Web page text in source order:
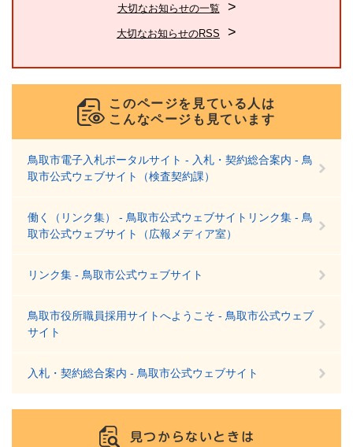
大切なお知らせの一覧
大切なお知らせのRSS
このページを見ている人は
こんなページも見ています
鳥取市電子入札ポータルサイト - 入札・契約総合案内 - 鳥
取市公式ウェブサイト（検査契約課）
働く（リンク集） - 鳥取市公式ウェブサイトリンク集 - 鳥
取市公式ウェブサイト（広報メディア室）
リンク集 - 鳥取市公式ウェブサイト
鳥取市役所職員採用サイトへようこそ - 鳥取市公式ウェブ
サイト
入札・契約総合案内 - 鳥取市公式ウェブサイト
見つからないときは